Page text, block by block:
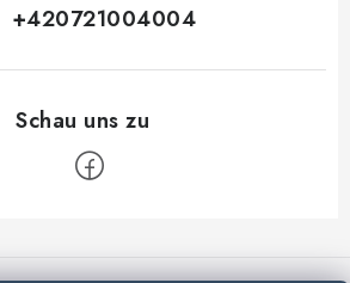
+420721004004